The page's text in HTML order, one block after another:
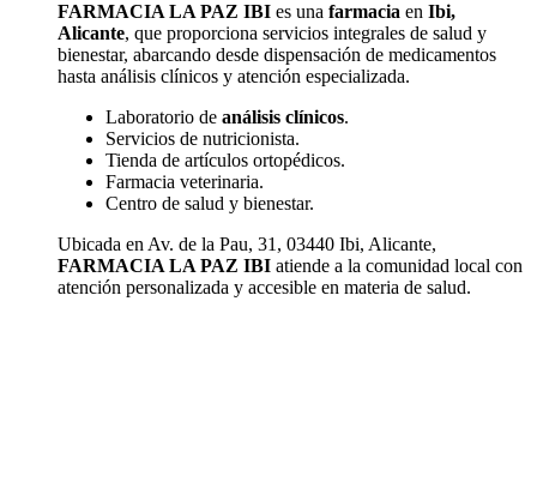
FARMACIA LA PAZ IBI es una farmacia en Ibi,
Alicante, que proporciona servicios integrales de salud y
bienestar, abarcando desde dispensación de medicamentos
hasta análisis clínicos y atención especializada.
Laboratorio de análisis clínicos.
Servicios de nutricionista.
Tienda de artículos ortopédicos.
Farmacia veterinaria.
Centro de salud y bienestar.
Ubicada en Av. de la Pau, 31, 03440 Ibi, Alicante,
FARMACIA LA PAZ IBI atiende a la comunidad local con
atención personalizada y accesible en materia de salud.